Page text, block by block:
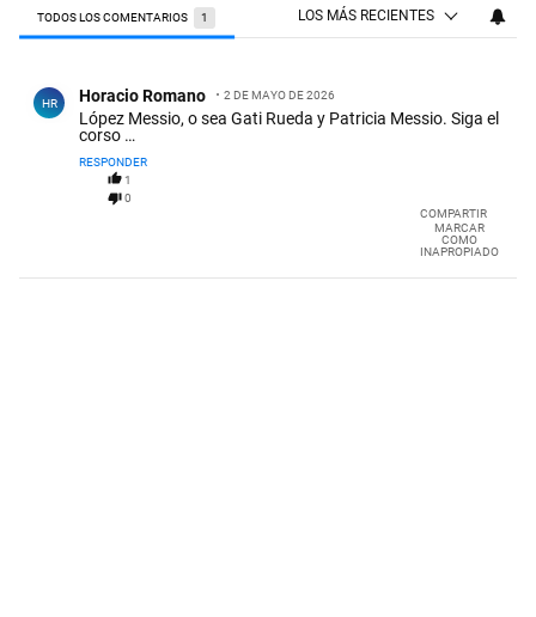
TODOS LOS COMENTARIOS 1 LOS MÁS RECIENTES
HR Horacio Romano 2 DE MAYO DE 2026
López Messio, o sea Gati Rueda y Patricia Messio. Siga el
corso …
RESPONDER
1
0
COMPARTIR
MARCAR
COMO
INAPROPIADO